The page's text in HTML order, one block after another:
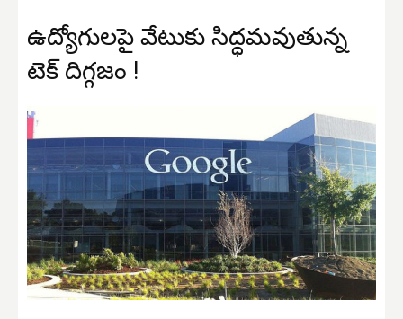
ఉద్యోగులపై వేటుకు సిద్ధమవుతున్న
టెక్ దిగ్గజం !